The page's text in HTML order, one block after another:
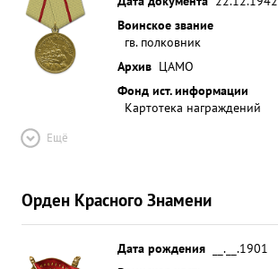
Воинское звание
гв. полковник
Архив ЦАМО
Фонд ист. информации
Картотека награждений
Ещё
Орден Красного Знамени
Дата рождения
__.__.1901